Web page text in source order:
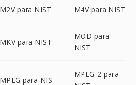
M2V para NIST M4V para NIST
MKV para NIST
MOD para
NIST
MPEG para NIST
MPEG-2 para